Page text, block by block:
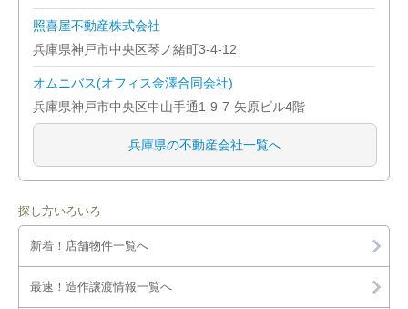
照喜屋不動産株式会社
兵庫県神戸市中央区琴ノ緒町3-4-12
オムニバス(オフィス金澤合同会社)
兵庫県神戸市中央区中山手通1-9-7-矢原ビル4階
兵庫県の不動産会社一覧へ
探し方いろいろ
新着！店舗物件一覧へ
最速！造作譲渡情報一覧へ